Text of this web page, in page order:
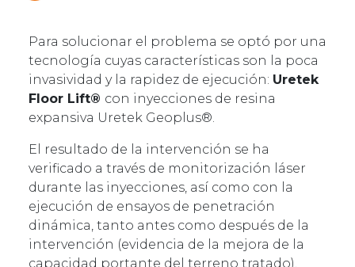
Para solucionar el problema se optó por una
tecnología cuyas características son la poca
invasividad y la rapidez de ejecución: Uretek
Floor Lift® con inyecciones de resina
expansiva Uretek Geoplus®.
El resultado de la intervención se ha
verificado a través de monitorización láser
durante las inyecciones, así como con la
ejecución de ensayos de penetración
dinámica, tanto antes como después de la
intervención (evidencia de la mejora de la
capacidad portante del terreno tratado).